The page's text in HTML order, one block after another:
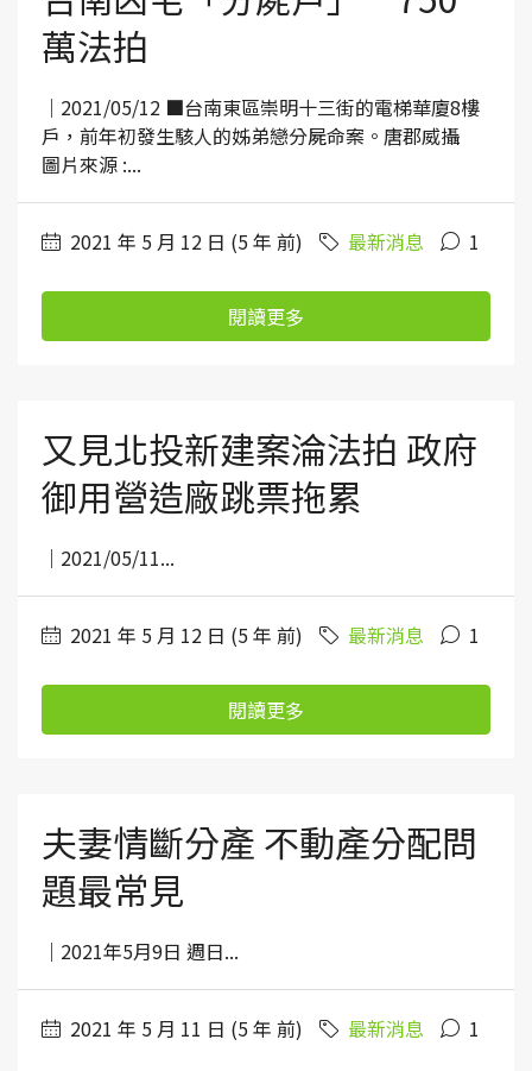
萬法拍
｜2021/05/12 ■台南東區崇明十三街的電梯華廈8樓
戶，前年初發生駭人的姊弟戀分屍命案。唐郡威攝
圖片來源 :...
2021 年 5 月 12 日 (5 年 前) 最新消息 1
閱讀更多
又見北投新建案淪法拍 政府
御用營造廠跳票拖累
｜2021/05/11...
2021 年 5 月 12 日 (5 年 前) 最新消息 1
閱讀更多
夫妻情斷分產 不動產分配問
題最常見
｜2021年5月9日 週日...
2021 年 5 月 11 日 (5 年 前) 最新消息 1